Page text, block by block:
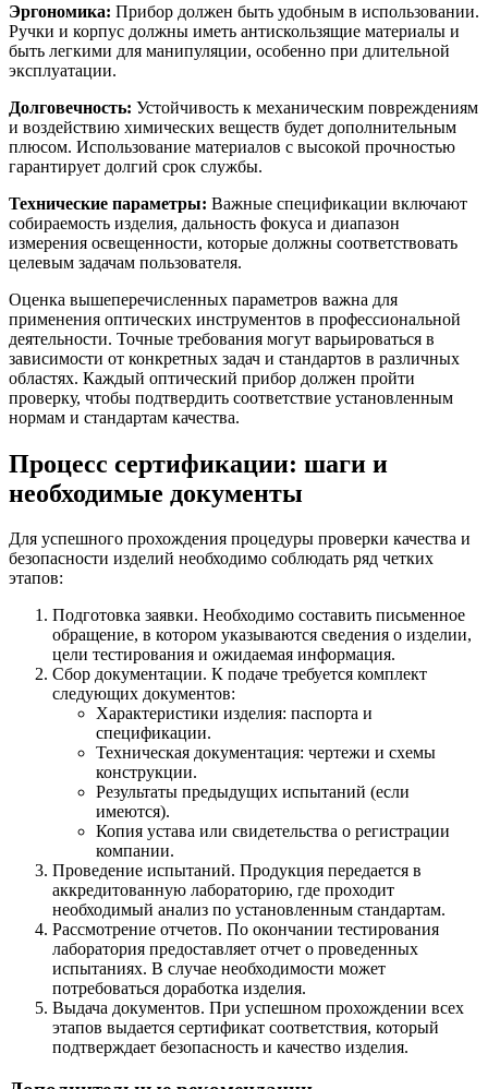
Эргономика: Прибор должен быть удобным в использовании.
Ручки и корпус должны иметь антискользящие материалы и
быть легкими для манипуляции, особенно при длительной
эксплуатации.
Долговечность: Устойчивость к механическим повреждениям
и воздействию химических веществ будет дополнительным
плюсом. Использование материалов с высокой прочностью
гарантирует долгий срок службы.
Технические параметры: Важные спецификации включают
собираемость изделия, дальность фокуса и диапазон
измерения освещенности, которые должны соответствовать
целевым задачам пользователя.
Оценка вышеперечисленных параметров важна для
применения оптических инструментов в профессиональной
деятельности. Точные требования могут варьироваться в
зависимости от конкретных задач и стандартов в различных
областях. Каждый оптический прибор должен пройти
проверку, чтобы подтвердить соответствие установленным
нормам и стандартам качества.
Процесс сертификации: шаги и
необходимые документы
Для успешного прохождения процедуры проверки качества и
безопасности изделий необходимо соблюдать ряд четких
этапов:
Подготовка заявки. Необходимо составить письменное
обращение, в котором указываются сведения о изделии,
цели тестирования и ожидаемая информация.
Сбор документации. К подаче требуется комплект
следующих документов:
Характеристики изделия: паспорта и
спецификации.
Техническая документация: чертежи и схемы
конструкции.
Результаты предыдущих испытаний (если
имеются).
Копия устава или свидетельства о регистрации
компании.
Проведение испытаний. Продукция передается в
аккредитованную лабораторию, где проходит
необходимый анализ по установленным стандартам.
Рассмотрение отчетов. По окончании тестирования
лаборатория предоставляет отчет о проведенных
испытаниях. В случае необходимости может
потребоваться доработка изделия.
Выдача документов. При успешном прохождении всех
этапов выдается сертификат соответствия, который
подтверждает безопасность и качество изделия.